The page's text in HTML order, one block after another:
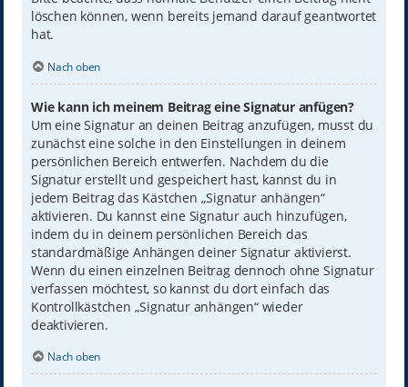
löschen können, wenn bereits jemand darauf geantwortet
hat.
Nach oben
Wie kann ich meinem Beitrag eine Signatur anfügen?
Um eine Signatur an deinen Beitrag anzufügen, musst du
zunächst eine solche in den Einstellungen in deinem
persönlichen Bereich entwerfen. Nachdem du die
Signatur erstellt und gespeichert hast, kannst du in
jedem Beitrag das Kästchen „Signatur anhängen“
aktivieren. Du kannst eine Signatur auch hinzufügen,
indem du in deinem persönlichen Bereich das
standardmäßige Anhängen deiner Signatur aktivierst.
Wenn du einen einzelnen Beitrag dennoch ohne Signatur
verfassen möchtest, so kannst du dort einfach das
Kontrollkästchen „Signatur anhängen“ wieder
deaktivieren.
Nach oben